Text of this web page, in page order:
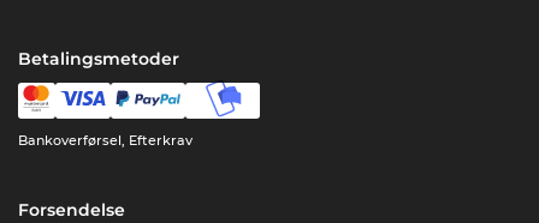
Betalingsmetoder
Bankoverførsel, Efterkrav
Forsendelse